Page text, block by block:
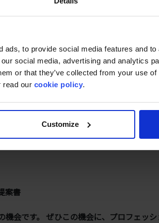
ads, to provide social media features and
social media, advertising and analytics
or that they’ve collected from your use
read our cookie policy.
Customize
と最適化提案
法
入方法
案書
会です。 ぜひこの機会に、プロフェッ